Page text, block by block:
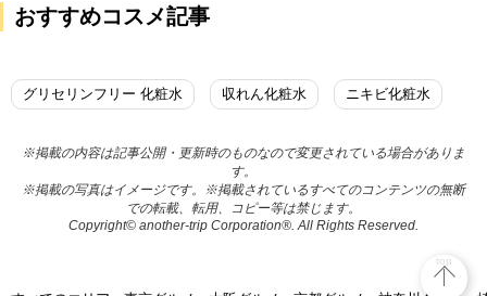
おすすめコスメ記事
グリセリンフリー 化粧水 収れん化粧水 ニキビ化粧水
top
※掲載の内容は記事公開・更新時のものなので変更されている場合がありま
す。
※掲載の写真はイメージです。※掲載されているすべてのコンテンツの無断
での転載、転用、コピー等は禁じます。
Copyright© another-trip Corporation®. All Rights Reserved.